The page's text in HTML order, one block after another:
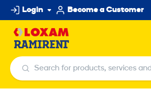
Skip
to
content
Login Become a Customer
Search for products, services and
Search for products, services and